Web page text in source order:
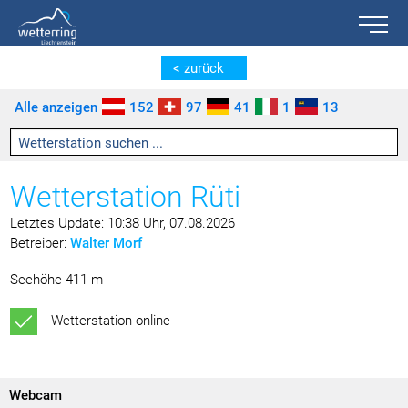
Zum Inhalt springen [AK + 0]
Zum linken senkrechten Seitenmenü springen [AK + 1]
Zum rechten senkrechten Seitenmenü springen [AK + 2]
Zu den Inhalten im Fußbereich springen [AK + 3]
Toggle
< zurück
Alle anzeigen 152 97 41 1 13
Wetterstation Rüti
Letztes Update: 10:38 Uhr, 07.08.2026
Betreiber: Walter Morf
Seehöhe 411 m
Wetterstation online
Webcam